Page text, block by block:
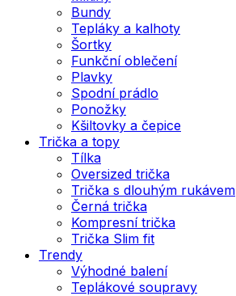
Bundy
Tepláky a kalhoty
Šortky
Funkční oblečení
Plavky
Spodní prádlo
Ponožky
Kšiltovky a čepice
Trička a topy
Tílka
Oversized trička
Trička s dlouhým rukávem
Černá trička
Kompresní trička
Trička Slim fit
Trendy
Výhodné balení
Teplákové soupravy